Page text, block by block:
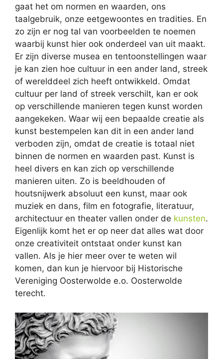
gaat het om normen en waarden, ons
taalgebruik, onze eetgewoontes en tradities. En
zo zijn er nog tal van voorbeelden te noemen
waarbij kunst hier ook onderdeel van uit maakt.
Er zijn diverse musea en tentoonstellingen waar
je kan zien hoe cultuur in een ander land, streek
of werelddeel zich heeft ontwikkeld. Omdat
cultuur per land of streek verschilt, kan er ook
op verschillende manieren tegen kunst worden
aangekeken. Waar wij een bepaalde creatie als
kunst bestempelen kan dit in een ander land
verboden zijn, omdat de creatie is totaal niet
binnen de normen en waarden past. Kunst is
heel divers en kan zich op verschillende
manieren uiten. Zo is beeldhouden of
houtsnijwerk absoluut een kunst, maar ook
muziek en dans, film en fotografie, literatuur,
architectuur en theater vallen onder de kunsten.
Eigenlijk komt het er op neer dat alles wat door
onze creativiteit ontstaat onder kunst kan
vallen. Als je hier meer over te weten wil
komen, dan kun je hiervoor bij Historische
Vereniging Oosterwolde e.o. Oosterwolde
terecht.